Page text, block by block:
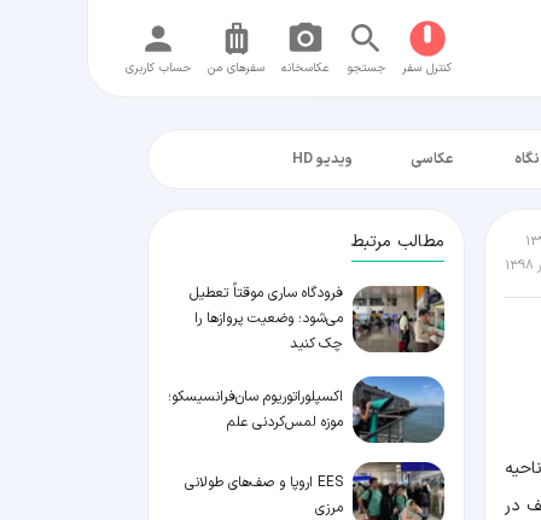
کنترل سفر جستجو عکاسخانه سفر‌های من حساب کاربری
عکاسی ویدیو HD
در
مطالب مرتبط
فرودگاه ساری موقتاً تعطیل
می‌شود؛ وضعیت پروازها را
چک کنید
اکسپلوراتوریوم سان‌فرانسیسکو؛
موزه لمس‌کردنی علم
EES اروپا و صف‌های طولانی
مرزی